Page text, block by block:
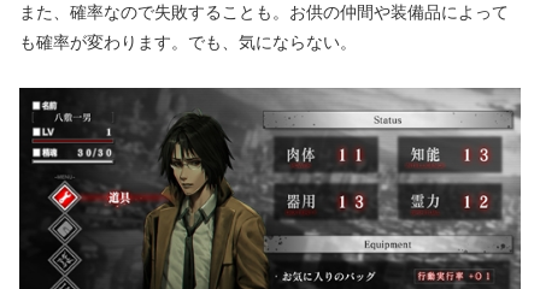
また、確率なので失敗することも。お供の仲間や装備品によって
も確率が変わります。でも、気にならない。